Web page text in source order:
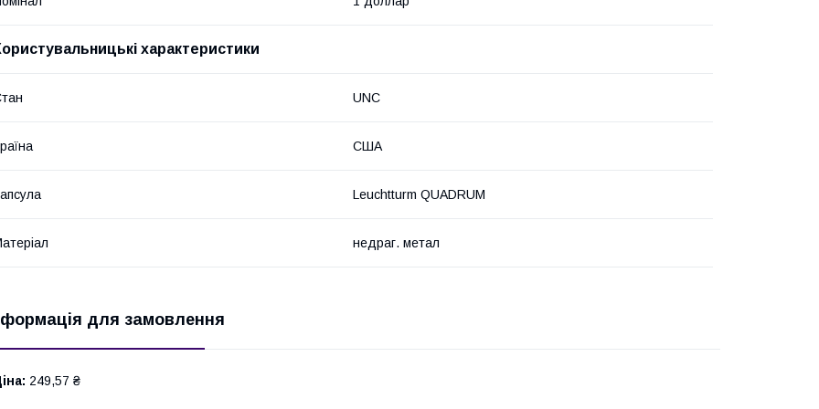
характеристики
UNC
США
Leuchtturm QUADRUM
недраг. метал
для замовлення
249,57 ₴